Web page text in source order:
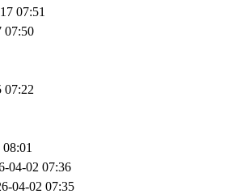
07:51
07:50
07:22
04-02 07:36
04-02 07:35